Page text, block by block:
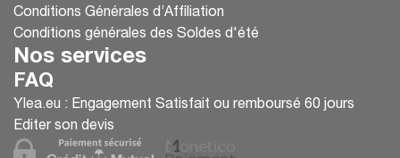
Conditions Générales d’Affiliation
Conditions générales des Soldes d'été
Nos services
FAQ
Ylea.eu : Engagement Satisfait ou remboursé 60 jours
Editer son devis